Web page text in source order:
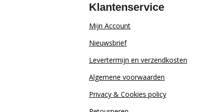
Klantenservice
Mijn Account
Nieuwsbrief
Levertermijn en verzendkosten
Algemene voorwaarden
Privacy & Cookies policy